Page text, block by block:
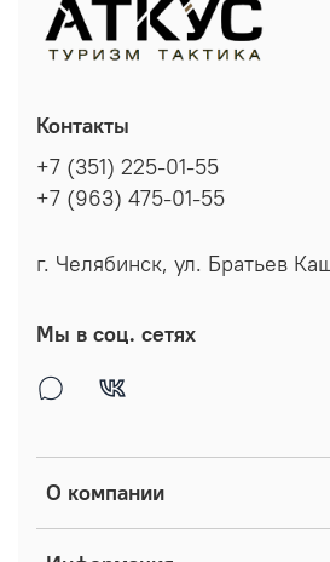
О компании
Контакты
+7 (351) 225-01-55
+7 (963) 475-01-55
г. Челябинск, ул. Братьев
Мы в соц. сетях